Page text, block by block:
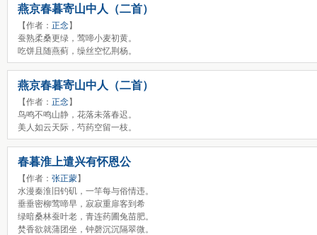
燕京春暮寄山中人（二首）
【作者： 正念】
蚕熟柔桑更绿，莺啼小麦初黄。
吃饼且随燕蓟，缲丝空忆荆杨。
燕京春暮寄山中人（二首）
【作者： 正念】
鸟鸣不鸣山静，花落未落春迟。
美人如云天际，芍药空留一枝。
春暮淮上遣兴有怀恩公
【作者： 张正蒙】
水漫秦淮旧钓矶，一竿每与俗情违。
垂垂密柳莺啼早，寂寂重扉客到希
绿暗桑林蚕叶老，青连药圃兔苗肥。
焚香欲就蒲团坐，钟磬沉沉隔翠微。